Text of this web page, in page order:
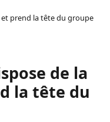
et prend la tête du groupe
de la
la tête du